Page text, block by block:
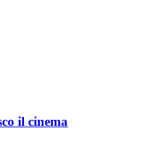
il cinema